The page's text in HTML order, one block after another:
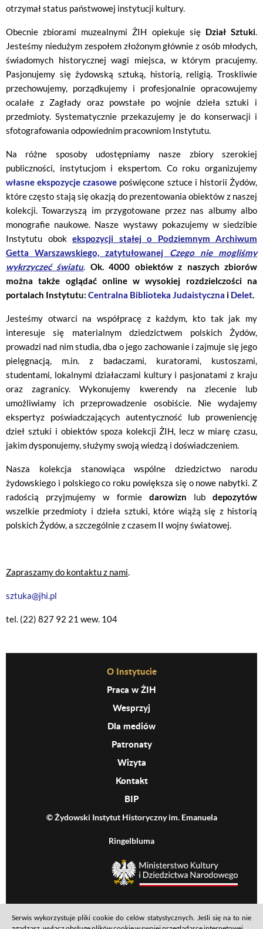
otrzymał status państwowej instytucji kultury.
Obecnie zbiorami muzealnymi ŻIH opiekuje się Dział Sztuki.
Jesteśmy niedużym zespołem złożonym głównie z osób młodych,
świadomych historycznej wagi miejsca, w którym pracujemy.
Pasjonujemy się żydowską sztuką, historią, religią. Troskliwie
przechowujemy, porządkujemy i profesjonalnie opracowujemy
ocalałe z Zagłady oraz powstałe po wojnie dzieła sztuki i
przedmioty. Systematycznie przekazujemy je do konserwacji i
sfotografowania odpowiednim pracowniom Instytutu.
Na różne sposoby udostępniamy nasze zbiory szerokiej
publiczności, instytucjom i ekspertom. Co roku organizujemy
własne ekspozycje czasowe poświęcone sztuce i historii Żydów,
które często stają się okazją do prezentowania obiektów z naszej
kolekcji. Towarzyszą im przygotowane przez nas albumy albo
monografie naukowe. Nasze wystawy pokazujemy w siedzibie
Instytutu obok ekspozycji stałej o Podziemnym Archiwum
Getta Warszawskiego, zatytułowanej Czego nie mogliśmy
wykrzyczeć światu. Ok. 4000 obiektów z naszych zbiorów
można także oglądać online w wysokiej rozdzielczości na
portalach Instytutu: Centralna Biblioteka Judaistyczna i Delet.
Jesteśmy otwarci na współpracę z każdym, kto tak jak my
interesuje się materialnym dziedzictwem polskich Żydów,
prowadzi nad nim studia, dba o jego zachowanie i zajmuje się jego
pielęgnacją, m.in. z badaczami, kuratorami, kustoszami,
studentami, lokalnymi działaczami kultury i pasjonatami z kraju
oraz zagranicy. Wykonujemy kwerendy na zlecenie lub
umożliwiamy ich przeprowadzenie osobiście. Nie wydajemy
ekspertyz poświadczających autentyczność lub proweniencję
dzieł sztuki i obiektów spoza kolekcji ŻIH, lecz w miarę czasu,
jakim dysponujemy, służymy swoją wiedzą i doświadczeniem.
Nasza kolekcja stanowiąca wspólne dziedzictwo narodu
żydowskiego i polskiego co roku powiększa się o nowe nabytki. Z
radością przyjmujemy w formie darowizn lubdepozytów
wszelkie przedmioty i dzieła sztuki, które wiążą się z historią
polskich Żydów, a szczególnie z czasem II wojny światowej.
Zapraszamy do kontaktu z nami.
sztuka@jhi.pl
tel. (22) 827 92 21 wew. 104
Before Footer MenuO Instytucie
Praca w ŻIH
Wesprzyj
Dla mediów
Patronaty
Wizyta
Kontakt
BIP
© Żydowski Instytut Historyczny im. Emanuela
Ringelbluma
Serwis wykorzystuje pliki cookie do celów statystycznych. Jeśli się na to nie